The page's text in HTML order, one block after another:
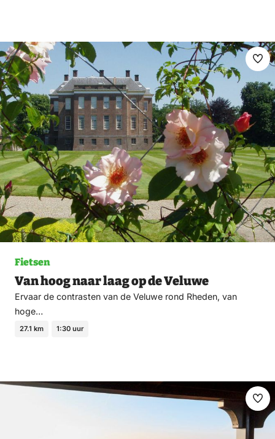
Fietsen
Van hoog naar laag op de Veluwe
Ervaar de contrasten van de Veluwe rond Rheden, van
hoge…
27.1 km 1:30 uur